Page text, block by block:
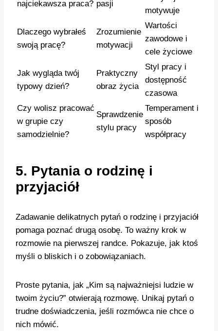
najciekawsza praca? pasji
motywuje
Dlaczego wybrałeś
swoją pracę?
Zrozumienie
motywacji
Wartości
zawodowe i
cele życiowe
Jak wygląda twój
typowy dzień?
Praktyczny
obraz życia
Styl pracy i
dostępność
czasowa
Czy wolisz pracować
w grupie czy
samodzielnie?
Sprawdzenie
stylu pracy
Temperament i
sposób
współpracy
5. Pytania o rodzinę i
przyjaciół
Zadawanie delikatnych pytań o rodzinę i przyjaciół
pomaga poznać drugą osobę. To ważny krok w
rozmowie na pierwszej randce. Pokazuje, jak ktoś
myśli o bliskich i o zobowiązaniach.
Proste pytania, jak „Kim są najważniejsi ludzie w
twoim życiu?” otwierają rozmowę. Unikaj pytań o
trudne doświadczenia, jeśli rozmówca nie chce o
nich mówić.